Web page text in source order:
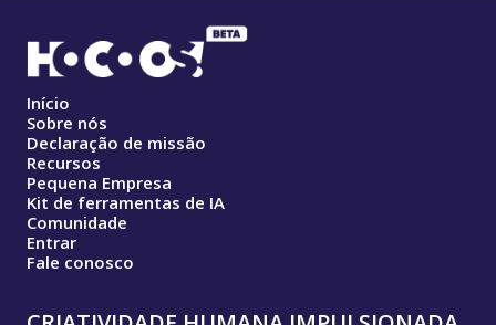
Início
Sobre nós
Declaração de missão
Recursos
Pequena Empresa
Kit de ferramentas de IA
Comunidade
Entrar
Fale conosco